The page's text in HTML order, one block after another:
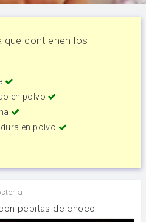
que contienen los
en polvo
en polvo
pepitas de choco